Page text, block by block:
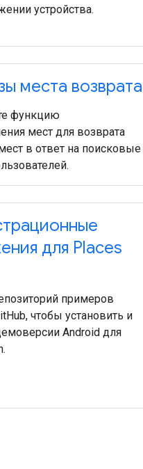
устройства.
места возврата
функцию
мест для возврата
в ответ на поисковые
для Places
примеров
чтобы установить и
Android для